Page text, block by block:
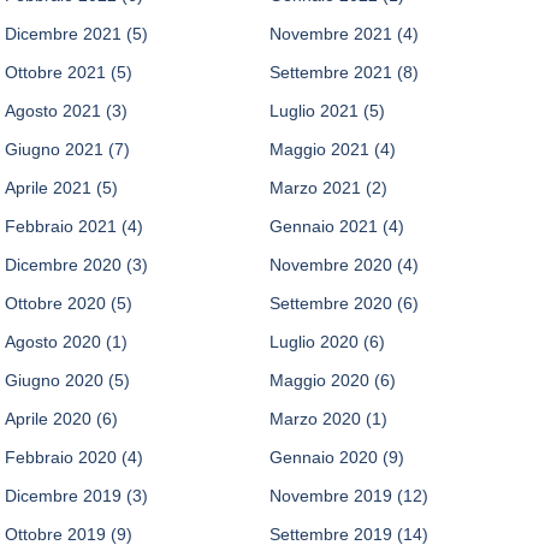
Dicembre 2021 (5) Novembre 2021 (4)
Ottobre 2021 (5) Settembre 2021 (8)
Agosto 2021 (3) Luglio 2021 (5)
Giugno 2021 (7) Maggio 2021 (4)
Aprile 2021 (5) Marzo 2021 (2)
Febbraio 2021 (4) Gennaio 2021 (4)
Dicembre 2020 (3) Novembre 2020 (4)
Ottobre 2020 (5) Settembre 2020 (6)
Agosto 2020 (1) Luglio 2020 (6)
Giugno 2020 (5) Maggio 2020 (6)
Aprile 2020 (6) Marzo 2020 (1)
Febbraio 2020 (4) Gennaio 2020 (9)
Dicembre 2019 (3) Novembre 2019 (12)
Ottobre 2019 (9) Settembre 2019 (14)